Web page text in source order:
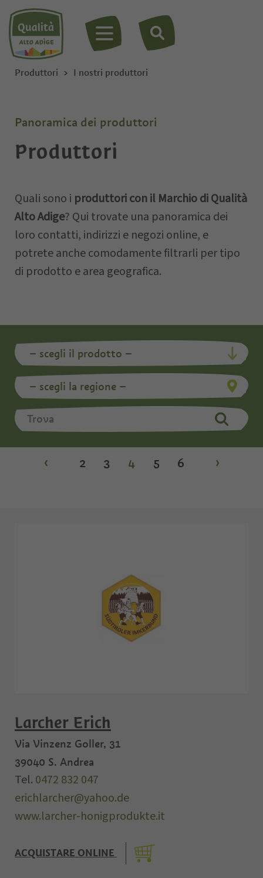
MENU
Produttori I nostri produttori
Panoramica dei produttori
Produttori
Quali sono i produttori con il Marchio di Qualità
Alto Adige? Qui trovate una panoramica dei
loro contatti, indirizzi e negozi online, e
potrete anche comodamente filtrarli per tipo
di prodotto e area geografica.
‹ 2 3 4 5 6 ›
Larcher Erich
Via Vinzenz Goller, 31
39040 S. Andrea
Tel. 0472 832 047
erichlarcher@yahoo.de
www.larcher-honigprodukte.it
ACQUISTARE ONLINE